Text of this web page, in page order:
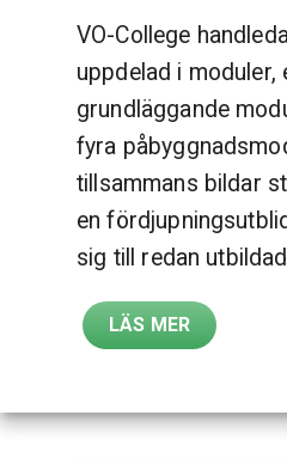
VO-College
uppdelad i moduler,
grundläggande
fyra
tillsammans bildar
en
sig till redan
LÄS MER